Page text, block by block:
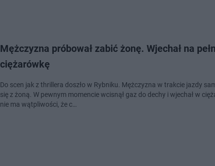
Mężczyzna próbował zabić żonę. Wjechał na
ciężarówkę
Do scen jak z thrillera doszło w Rybniku. Mężczyzna w trakcie jazdy
się z żoną. W pewnym momencie wcisnął gaz do dechy i wjechał w
nie ma wątpliwości, że c…